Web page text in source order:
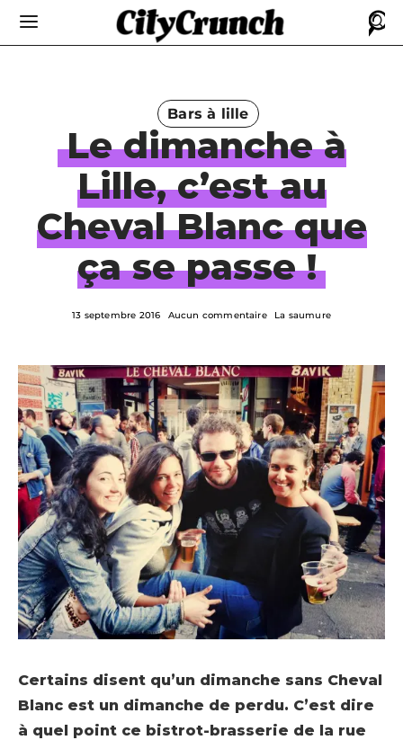
Bars à lille
Le dimanche à
Lille, c’est au
Cheval Blanc que
ça se passe !
13 septembre 2016 Aucun commentaire La saumure
Certains disent qu’un dimanche sans Cheval
Blanc est un dimanche de perdu. C’est dire
à quel point ce bistrot-brasserie de la rue